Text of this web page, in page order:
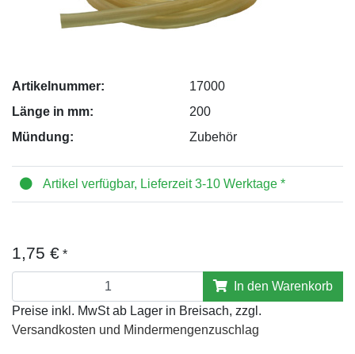
Artikelnummer:
17000
Länge in mm:
200
Mündung:
Zubehör
Artikel verfügbar, Lieferzeit 3-10 Werktage *
1,75 € *
In den Warenkorb
Preise inkl. MwSt ab Lager in Breisach, zzgl.
Versandkosten und Mindermengenzuschlag